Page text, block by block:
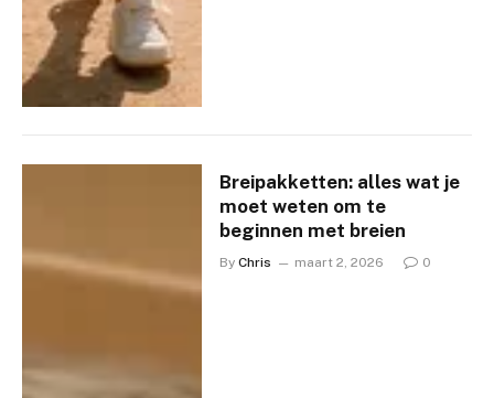
Breipakketten: alles wat je
moet weten om te
beginnen met breien
By Chris maart 2, 2026 0